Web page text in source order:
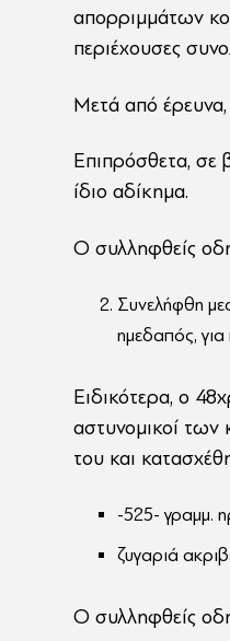
απορριμμάτων
περιέχουσες
Μετά από έρευνα,
Επιπρόσθετα, σε
ίδιο αδίκημα.
Ο συλληφθείς
Συνελήφθη
ημεδαπός,
Ειδικότερα, ο
αστυνομικοί των
του και
-525- γραμμ.
ζυγαριά
Ο συλληφθείς